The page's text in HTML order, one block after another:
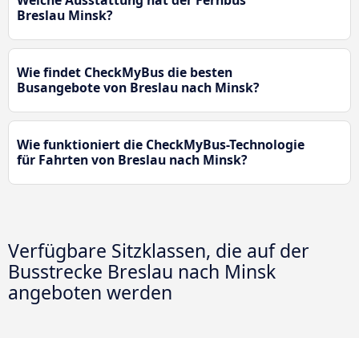
Breslau Minsk?
Wie findet CheckMyBus die besten
Busangebote von Breslau nach Minsk?
Wie funktioniert die CheckMyBus-Technologie
für Fahrten von Breslau nach Minsk?
Verfügbare Sitzklassen, die auf der
Busstrecke Breslau nach Minsk
angeboten werden